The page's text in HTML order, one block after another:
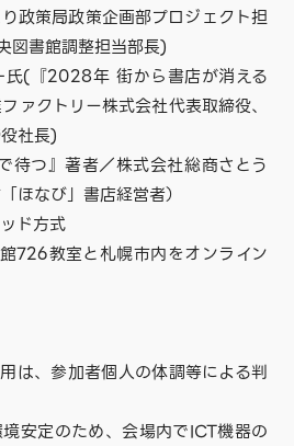
政策局政策企画部プロジェクト担
図書館調整担当部長)
氏(『2028年 街から書店が消える
ァクトリー株式会社代表取締役、
社長)
待つ』著者／株式会社総商さとう
ほなび」書店経営者）
ド方式
726教室と札幌市内をオンライン
は、参加者個人の体調等による判
安定のため、会場内でICT機器の